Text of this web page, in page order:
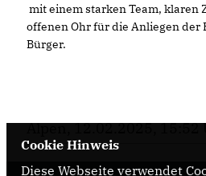
mit einem starken Team, klaren
offenen Ohr für die Anliegen der
Bürger.
Alpen, 12.02.2025, 15:52
Cookie Hinweis
Diese Webseite verwendet